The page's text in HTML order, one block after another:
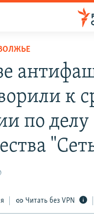
к
по делу
Читать без VPN